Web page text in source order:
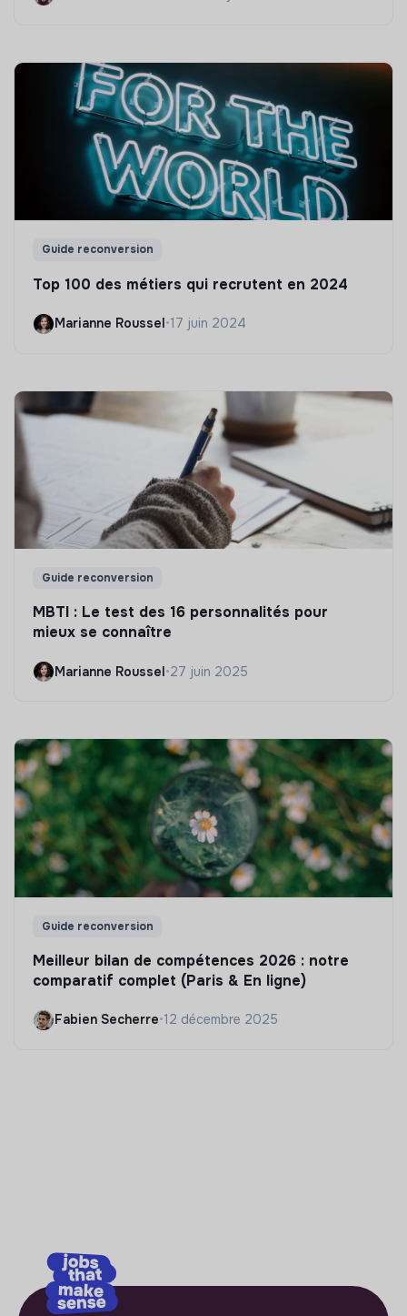
Guide reconversion
Top 100 des métiers qui recrutent en 2024
Marianne Roussel•17 juin 2024
Guide reconversion
MBTI : Le test des 16 personnalités pour
mieux se connaître
Marianne Roussel•27 juin 2025
Guide reconversion
Meilleur bilan de compétences 2026 : notre
comparatif complet (Paris & En ligne)
Fabien Secherre•12 décembre 2025